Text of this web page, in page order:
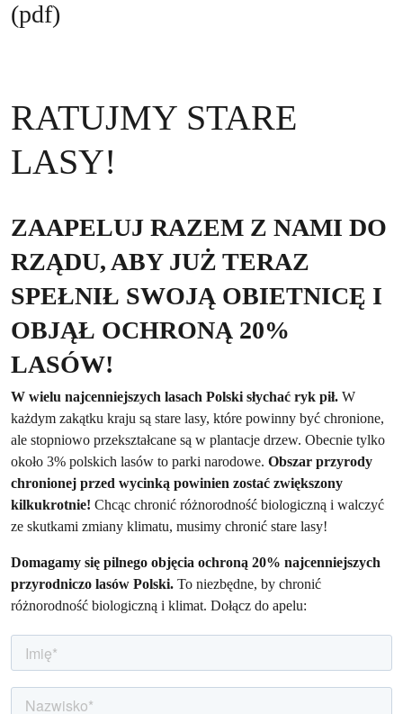
(pdf)
RATUJMY STARE
LASY!
ZAAPELUJ RAZEM Z NAMI DO
RZĄDU, ABY JUŻ TERAZ
SPEŁNIŁ SWOJĄ OBIETNICĘ I
OBJĄŁ OCHRONĄ 20%
LASÓW!
W wielu najcenniejszych lasach Polski słychać ryk pił. W
każdym zakątku kraju są stare lasy, które powinny być chronione,
ale stopniowo przekształcane są w plantacje drzew. Obecnie tylko
około 3% polskich lasów to parki narodowe. Obszar przyrody
chronionej przed wycinką powinien zostać zwiększony
kilkukrotnie! Chcąc chronić różnorodność biologiczną i walczyć
ze skutkami zmiany klimatu, musimy chronić stare lasy!
Domagamy się pilnego objęcia ochroną 20% najcenniejszych
przyrodniczo lasów Polski. To niezbędne, by chronić
różnorodność biologiczną i klimat. Dołącz do apelu: